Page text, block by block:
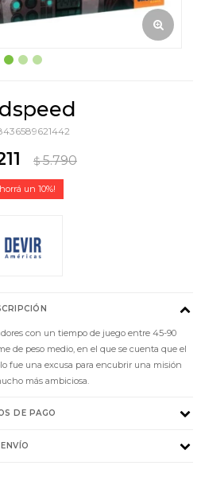
$ 5.790
10
con un tiempo de juego entre 45-90
de peso medio, en el que se cuenta que el
fue una excusa para encubrir una misión
más ambiciosa.
DE PAGO
ENVÍO